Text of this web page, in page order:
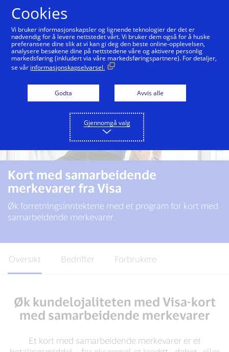
Kort med samarbeidende
merkevarer fra Visa
Øk forretningsinntektene med et program for kort med
samarbeidende merkevarer.
Oversikt Bedrifter Forbrukere
Øk kundelojaliteten med Visa-kort
med samarbeidende merkevarer
Et kort med samarbeidende merkevarer er et
Cookies
Vi bruker informasjonskapsler og lignende teknologier der det er
nødvendig for å levere nettstedet vårt. Vi bruker dem også for å huske
preferansene dine slik at vi kan gi deg den beste online-opplevelsen,
analysere besøkene dine på nettstedene våre og aktivere personlig
markedsføring (inkludert via våre markedsføringspartnere). For detaljer,
se vår informasjonskapselvarsel.
Godta Avvis alle
Gjennomgå valg